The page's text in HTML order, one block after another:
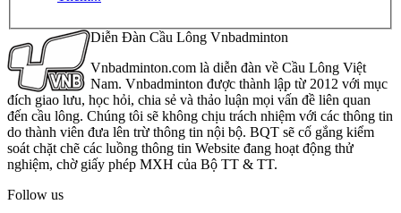
Diễn Đàn Cầu Lông Vnbadminton
Vnbadminton.com là diễn đàn về Cầu Lông Việt
Nam. Vnbadminton được thành lập từ 2012 với mục
đích giao lưu, học hỏi, chia sẻ và thảo luận mọi vấn đề liên quan
đến cầu lông. Chúng tôi sẽ không chịu trách nhiệm với các thông tin
do thành viên đưa lên trừ thông tin nội bộ. BQT sẽ cố gắng kiểm
soát chặt chẽ các luồng thông tin Website đang hoạt động thử
nghiệm, chờ giấy phép MXH của Bộ TT & TT.
Follow us